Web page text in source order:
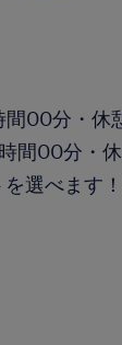
間00分・休
間00分・休
選べます